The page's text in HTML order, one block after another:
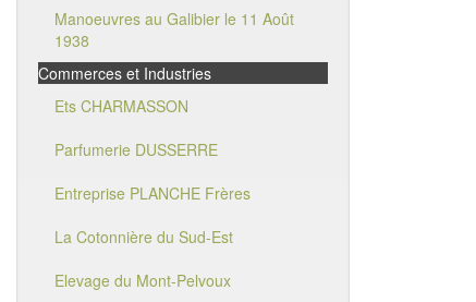
Manoeuvres au Galibier le 11 Août
1938
Commerces et Industries
Ets CHARMASSON
Parfumerie DUSSERRE
Entreprise PLANCHE Frères
La Cotonnière du Sud-Est
Elevage du Mont-Pelvoux